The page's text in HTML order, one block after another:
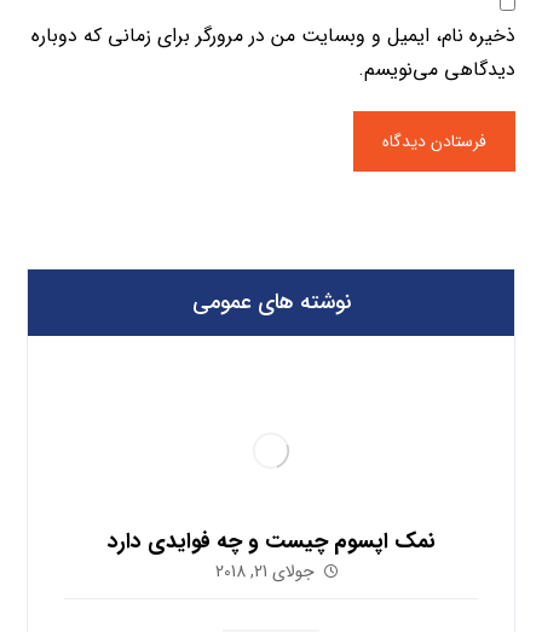
ذخیره نام، ایمیل و وبسایت من در مرورگر برای زمانی که دوباره
دیدگاهی می‌نویسم.
نوشته های عمومی
نمک اپسوم چیست و چه فوایدی دارد
جولای 21, 2018